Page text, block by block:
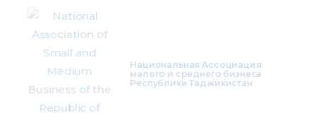
Национальная Ассоциация
малого и среднего бизнеса
Республики Таджикистан
About Us
Activity
Projects